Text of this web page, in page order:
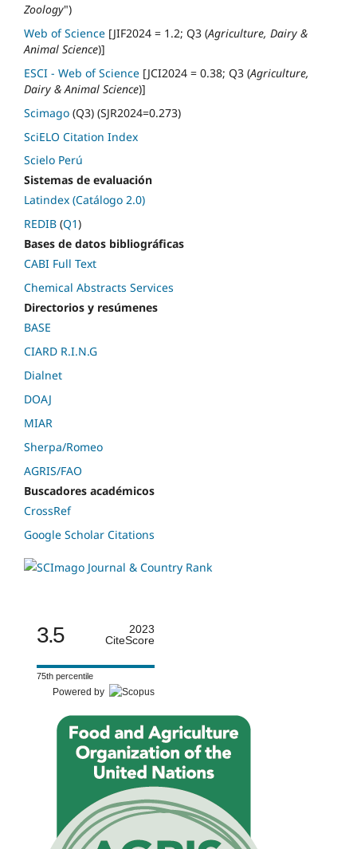
Zoology")
Web of Science [JIF2024 = 1.2; Q3 (Agriculture, Dairy &
Animal Science)]
ESCI - Web of Science [JCI2024 = 0.38; Q3 (Agriculture,
Dairy & Animal Science)]
Scimago (Q3) (SJR2024=0.273)
SciELO Citation Index
Scielo Perú
Sistemas de evaluación
Latindex (Catálogo 2.0)
REDIB (Q1)
Bases de datos bibliográficas
CABI Full Text
Chemical Abstracts Services
Directorios y resúmenes
BASE
CIARD R.I.N.G
Dialnet
DOAJ
MIAR
Sherpa/Romeo
AGRIS/FAO
Buscadores académicos
CrossRef
Google Scholar Citations
3.5
2023
CiteScore
75th percentile
Powered by